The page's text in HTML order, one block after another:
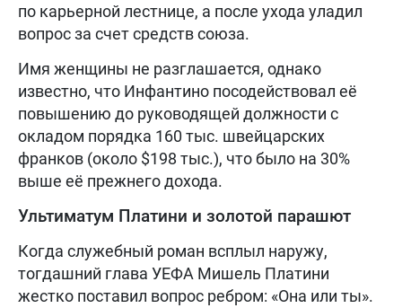
по карьерной лестнице, а после ухода уладил
вопрос за счет средств союза.
Имя женщины не разглашается, однако
известно, что Инфантино посодействовал её
повышению до руководящей должности с
окладом порядка 160 тыс. швейцарских
франков (около $198 тыс.), что было на 30%
выше её прежнего дохода.
Ультиматум Платини и золотой парашют
Когда служебный роман всплыл наружу,
тогдашний глава УЕФА Мишель Платини
жестко поставил вопрос ребром: «Она или ты».